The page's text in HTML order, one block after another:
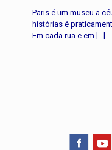
Paris é um museu a
histórias é
Em cada rua e em […]